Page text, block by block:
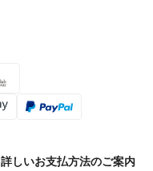
詳しいお支払方法のご案内